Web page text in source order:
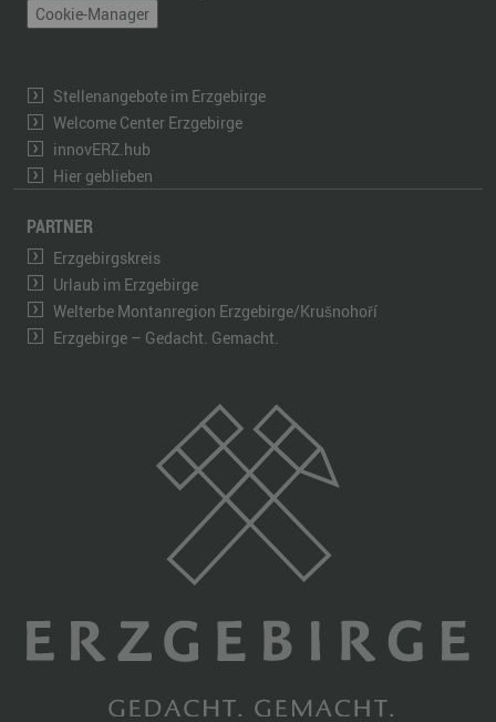
Cookie-Manager
Stellenangebote im Erzgebirge
Welcome Center Erzgebirge
innovERZ.hub
Hier geblieben
PARTNER
Erzgebirgskreis
Urlaub im Erzgebirge
Welterbe Montanregion Erzgebirge/Krušnohoří
Erzgebirge – Gedacht. Gemacht.